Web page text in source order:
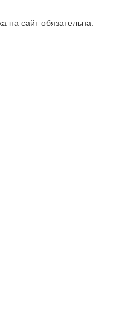
сайт обязательна.